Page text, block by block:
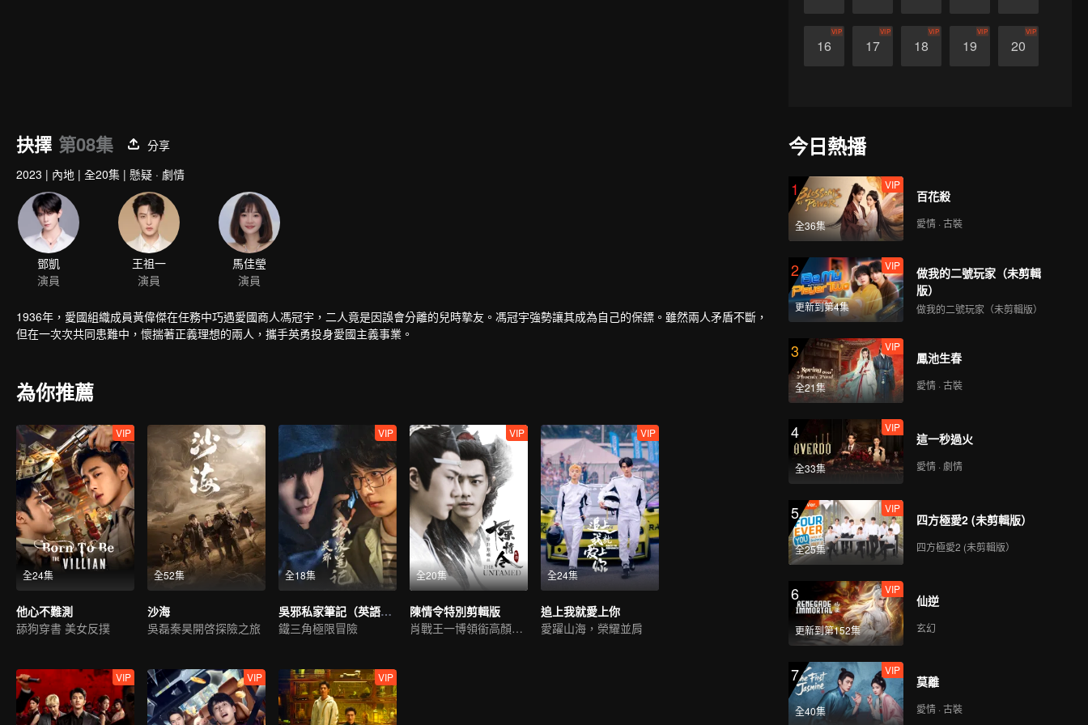
16
VIP
17
VIP
18
VIP
19
VIP
20
VIP
抉擇 第08集
分享
2023 | 內地 | 全20集 | 懸疑 · 劇情
鄧凱
演員
王祖一
演員
馬佳瑩
演員
1936年，愛國組織成員黃偉傑在任務中巧遇愛國商人馮冠宇，二人竟是因誤會分離的兒時摯友。馮冠宇強勢讓其成為自己的保鏢。雖然兩人矛盾不斷，
但在一次次共同患難中，懷揣著正義理想的兩人，攜手英勇投身愛國主義事業。
為你推薦
全24集
VIP
他心不難測
舔狗穿書 美女反撲
全52集
沙海
吳磊秦昊開啓探險之旅
全18集
VIP
吳邪私家筆記（英語版）
鐵三角極限冒險
全20集
VIP
陳情令特別剪輯版
肖戰王一博領銜高顏值陣容
全24集
VIP
追上我就愛上你
愛躍山海，榮耀並肩
VIP VIP VIP
今日熱播
1
全36集
VIP
百花殺
愛情 · 古裝
2
更新到第4集
VIP
做我的二號玩家（未剪輯
版）
做我的二號玩家（未剪輯版）
3
全21集
VIP
鳳池生春
愛情 · 古裝
4
全33集
VIP
這一秒過火
愛情 · 劇情
5
全25集
VIP
四方極愛2 (未剪輯版）
四方極愛2 (未剪輯版）
6
更新到第152集
VIP
仙逆
玄幻
7
全40集
VIP
莫離
愛情 · 古裝